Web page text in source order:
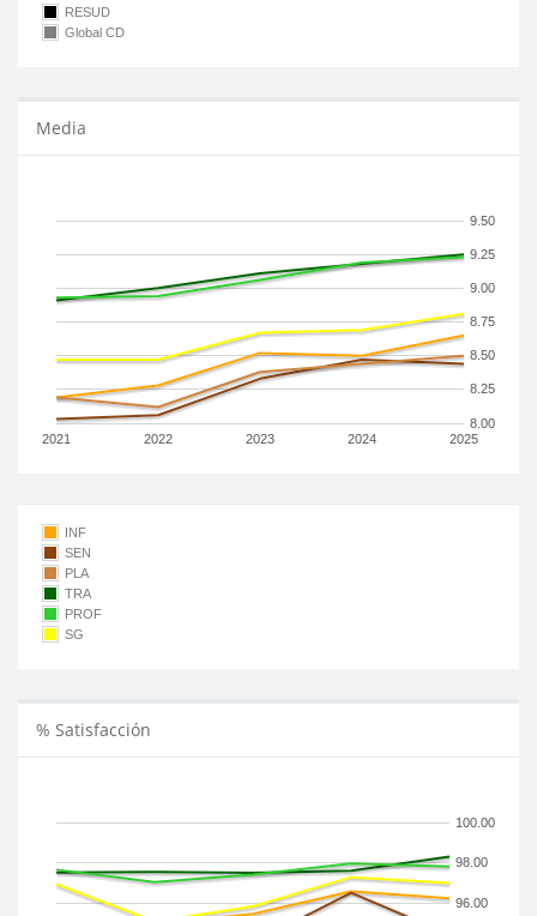
RESUD
Global CD
Media
2021 2022 2023 2024 2025
8.00
8.25
8.50
8.75
9.00
9.25
9.50
INF
SEN
PLA
TRA
PROF
SG
% Satisfacción
96.00
98.00
100.00